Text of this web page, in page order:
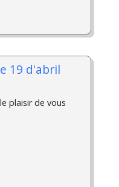
19 d'abril
plaisir de vous